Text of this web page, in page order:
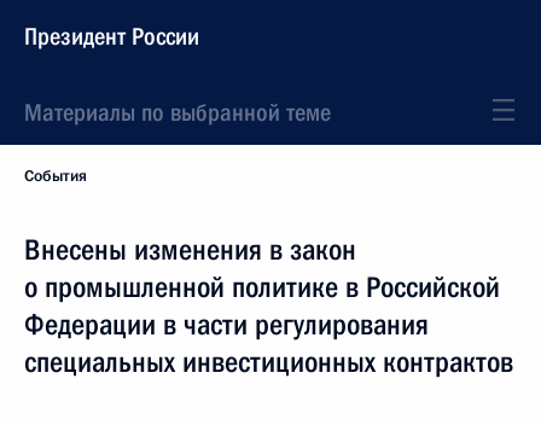
Президент России
Материалы по выбранной теме
События
Внесены изменения в закон
о промышленной политике в Российской
Федерации в части регулирования
специальных инвестиционных контрактов